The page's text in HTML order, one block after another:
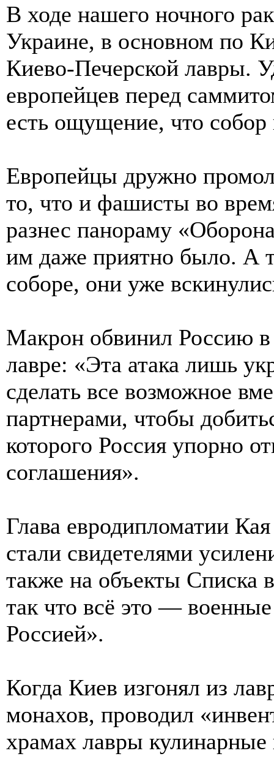
В ходе нашего ночного
Украине, в основном по
Киево-Печерской лавры.
европейцев перед
есть ощущение, что собор
Европейцы дружно
то, что и фашисты во
разнес панораму
им даже приятно было. А
соборе, они уже
Макрон обвинил Россию
лавре: «Эта атака лишь
сделать все возможное
партнерами, чтобы
которого Россия упорно
соглашения».
Глава евродипломатии
стали свидетелями
также на объекты
так что всё это —
Россией».
Когда Киев изгонял из
монахов, проводил
храмах лавры